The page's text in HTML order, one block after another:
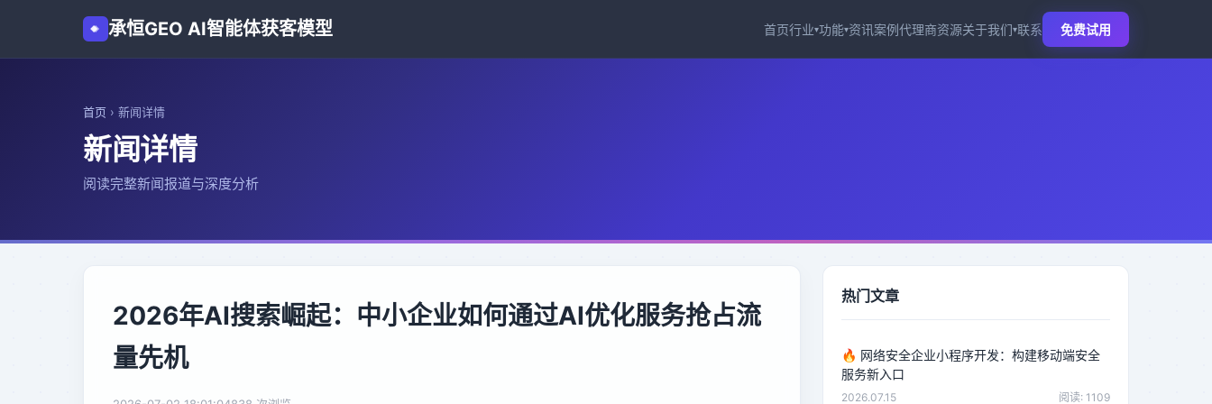
承恒GEO AI智能体获客模型 首页行业▾功能▾资讯案例代理商资源关于我们▾联系 免费试用
首页 › 新闻详情
新闻详情
阅读完整新闻报道与深度分析
2026年AI搜索崛起：中小企业如何通过AI优化服务抢占流
量先机
热门文章
🔥 网络安全企业小程序开发：构建移动端安全
服务新入口
2026.07.15 阅读: 1109